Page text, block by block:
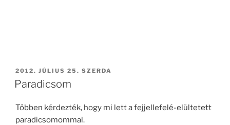
BEKÜLDVE:
2012. JÚLIUS 25. SZERDA
Paradicsom
Többen kérdezték, hogy mi lett a fejjellefelé-elültetett
paradicsomommal.